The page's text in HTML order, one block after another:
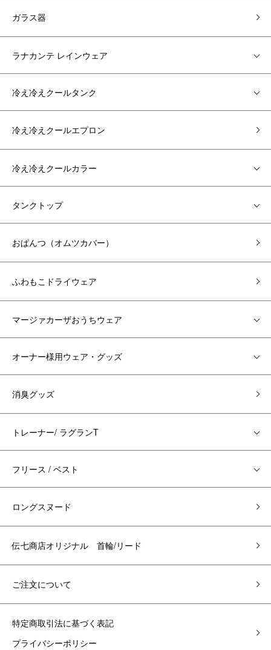
ガラス器
ラナカンテ レインウェア
冷え冷えクールタンク
冷え冷えクールエプロン
冷え冷えクールカラー
タンクトップ
おぱんつ（オムツカバー）
ふわもこドライウェア
マージァカーザおうちウェア
オーナー様用ウェア・グッズ
消臭グッズ
トレーナー/ ラグランT
フリース / ベスト
ロングスヌード
伝七商店オリジナル 首輪/リード
ご注文について
特定商取引法に基づく表記
プライバシーポリシー